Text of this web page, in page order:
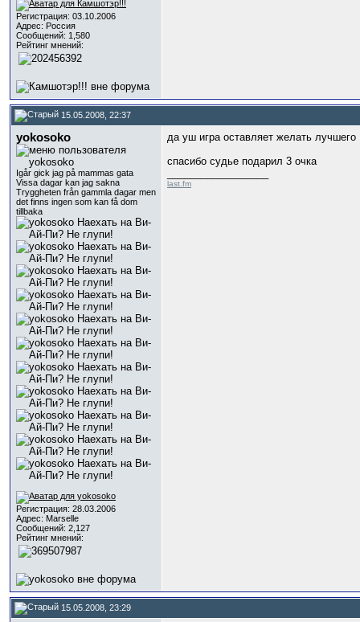
Регистрация: 03.10.2006
Адрес: Россия
Сообщений: 1,580
Рейтинг мнений:
15.05.2008, 22:37
yokosoko
Igår gick jag på mammas gata
Vissa dagar kan jag sakna
Tryggheten från gammla dagar men
det finns ingen som kan få dom
tillbaka
Регистрация: 28.03.2006
Адрес: Marselle
Сообщений: 2,127
Рейтинг мнений:
да уш игра оставляет желать лучшего
спасибо судье подарил 3 очка
last.fm
15.05.2008, 23:29